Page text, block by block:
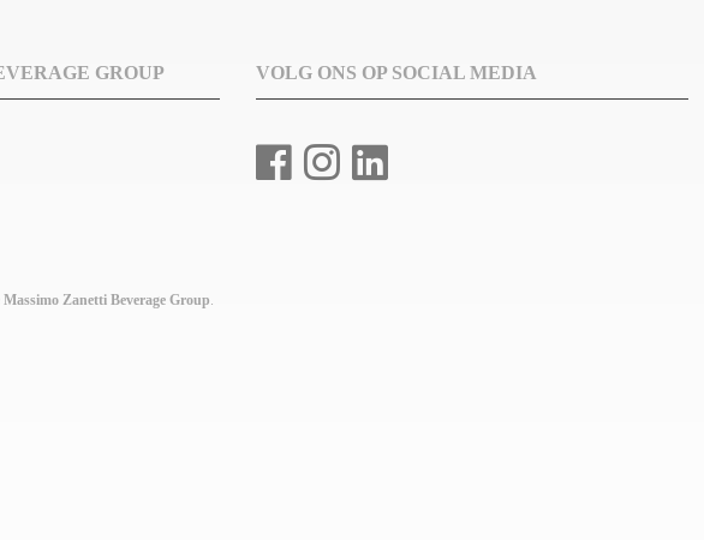
GROUP
Massimo Zanetti Beverage Group.
VOLG ONS OP SOCIAL MEDIA